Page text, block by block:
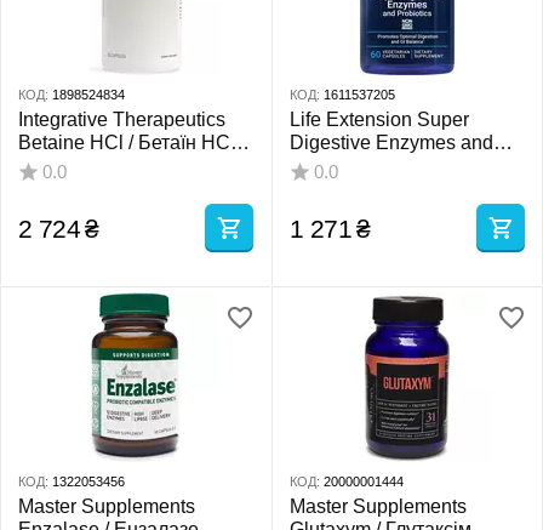
КОД: 1898524834
Integrative Therapeutics
Betaine HCl / Бетаїн HCI
підтримка здорової
0.0
2 724₴
КОД: 1611537205
Life Extension Super
Digestive Enzymes and
Probiotics / Травні
0.0
1 271₴
КОД: 1322053456
Master Supplements
КОД: 20000001444
Master Supplements